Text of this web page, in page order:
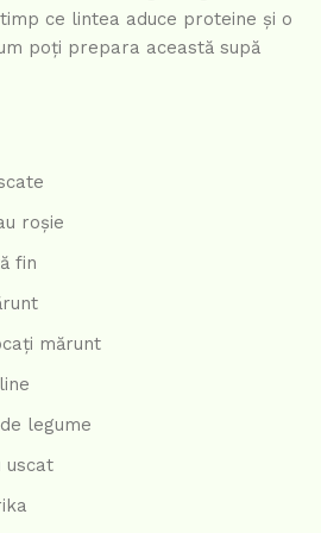
ce lintea aduce proteine și o
poți prepara această supă
roșie
fin
mărunt
legume
uscat